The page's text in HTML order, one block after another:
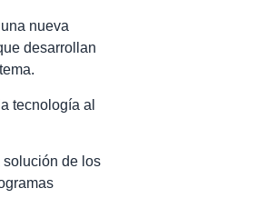
nueva
desarrollan
tecnología al
solución de los